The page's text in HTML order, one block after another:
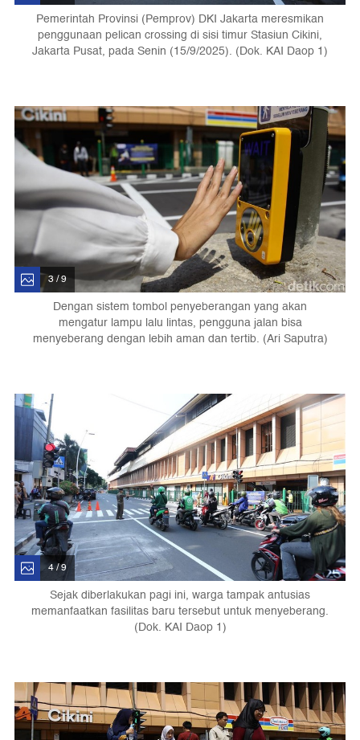
Pemerintah Provinsi (Pemprov) DKI Jakarta meresmikan
penggunaan pelican crossing di sisi timur Stasiun Cikini,
Jakarta Pusat, pada Senin (15/9/2025). (Dok. KAI Daop 1)
3 / 9
Dengan sistem tombol penyeberangan yang akan
mengatur lampu lalu lintas, pengguna jalan bisa
menyeberang dengan lebih aman dan tertib. (Ari Saputra)
4 / 9
Sejak diberlakukan pagi ini, warga tampak antusias
memanfaatkan fasilitas baru tersebut untuk menyeberang.
(Dok. KAI Daop 1)